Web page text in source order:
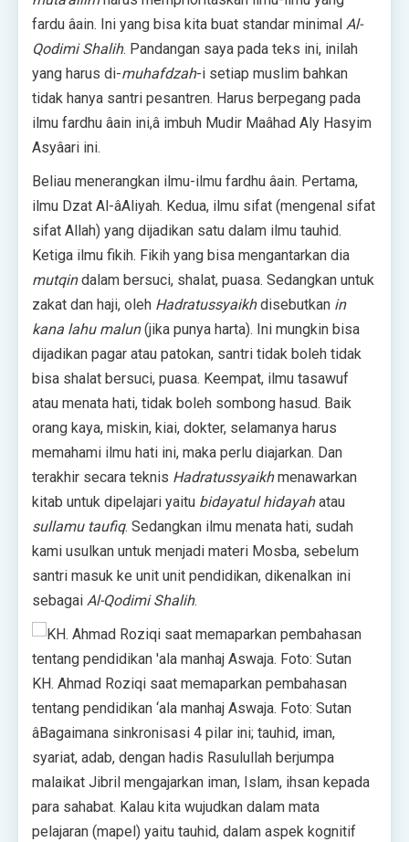
fardu âain. Ini yang bisa kita buat standar minimal Al-
Qodimi Shalih. Pandangan saya pada teks ini, inilah
yang harus di-muhafdzah-i setiap muslim bahkan
tidak hanya santri pesantren. Harus berpegang pada
ilmu fardhu âain ini,â imbuh Mudir Maâhad Aly Hasyim
Asyâari ini.
Beliau menerangkan ilmu-ilmu fardhu âain. Pertama,
ilmu Dzat Al-âAliyah. Kedua, ilmu sifat (mengenal sifat
sifat Allah) yang dijadikan satu dalam ilmu tauhid.
Ketiga ilmu fikih. Fikih yang bisa mengantarkan dia
mutqindalam bersuci, shalat, puasa. Sedangkan untuk
zakat dan haji, oleh Hadratussyaikhdisebutkan in
kana lahu malun(jika punya harta). Ini mungkin bisa
dijadikan pagar atau patokan, santri tidak boleh tidak
bisa shalat bersuci, puasa. Keempat, ilmu tasawuf
atau menata hati, tidak boleh sombong hasud. Baik
orang kaya, miskin, kiai, dokter, selamanya harus
memahami ilmu hati ini, maka perlu diajarkan. Dan
terakhir secara teknis Hadratussyaikhmenawarkan
kitab untuk dipelajari yaitu bidayatul hidayahatau
sullamu taufiq. Sedangkan ilmu menata hati, sudah
kami usulkan untuk menjadi materi Mosba, sebelum
santri masuk ke unit unit pendidikan, dikenalkan ini
sebagai Al-Qodimi Shalih.
KH. Ahmad Roziqi saat memaparkan pembahasan
tentang pendidikan ‘ala manhaj Aswaja. Foto: Sutan
âBagaimana sinkronisasi 4 pilar ini; tauhid, iman,
syariat, adab, dengan hadis Rasulullah berjumpa
malaikat Jibril mengajarkan iman, Islam, ihsan kepada
para sahabat. Kalau kita wujudkan dalam mata
pelajaran (mapel) yaitu tauhid, dalam aspek kognitif